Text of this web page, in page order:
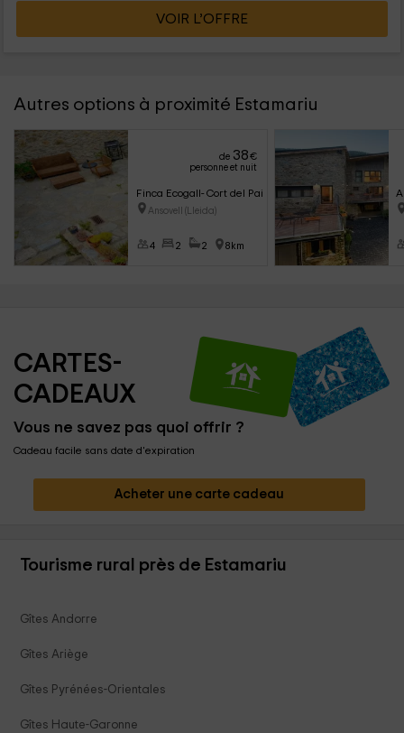
VOIR L’OFFRE
Autres options à proximité Estamariu
de 38€
personne et nuit
Finca Ecogall- Cort del Pairot
Ansovell (Lleida)
4 2 2 8km
CARTES-
CADEAUX
Vous ne savez pas quoi offrir ?
Cadeau facile sans date d'expiration
Acheter une carte cadeau
Tourisme rural près de Estamariu
Gîtes Andorre
Gîtes Ariège
Gîtes Pyrénées-Orientales
Gîtes Haute-Garonne